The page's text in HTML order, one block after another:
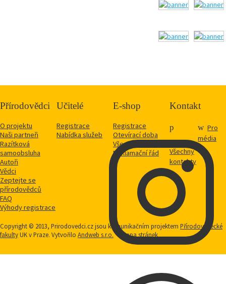
Přírodovědci
O projektu
Naši partneři
Razítková
samoobsluha
Autoři
Vědci
Zeptejte se
přírodovědců
FAQ
Výhody registrace
Učitelé
Registrace
Nabídka služeb
E-shop
Registrace
Otevírací doba
Vše o nákupu
Reklamační řád
Kontakt
Všechny
kontakty
Pro
média
Copyright © 2013, Prirodovedci.cz jsou komunikačním projektem Přírodovědecké
fakultyUK v Praze. Vytvořilo Andweb s.r.o. Mapa stránek